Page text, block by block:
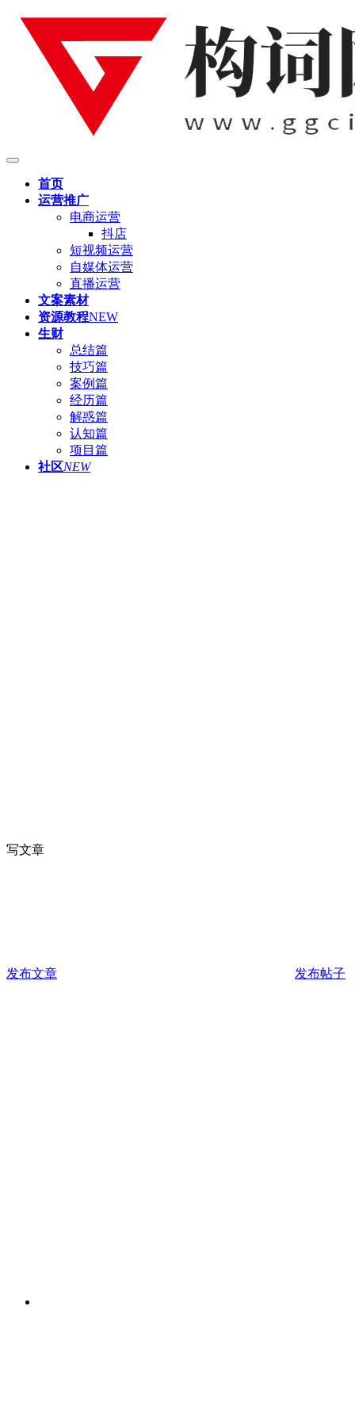
首页
运营推广
电商运营
抖店
短视频运营
自媒体运营
直播运营
文案素材
资源教程NEW
生财
总结篇
技巧篇
案例篇
经历篇
解惑篇
认知篇
项目篇
社区NEW
写文章
发布文章 发布帖子